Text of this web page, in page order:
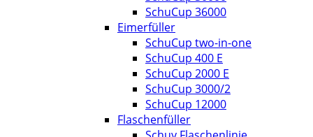
SchuCup 36000
Eimerfüller
SchuCup two-in-one
SchuCup 400 E
SchuCup 2000 E
SchuCup 3000/2
SchuCup 12000
Flaschenfüller